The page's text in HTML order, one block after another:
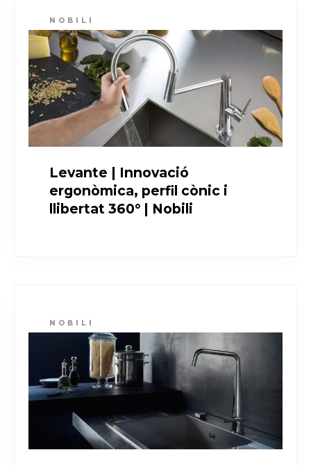
NOBILI
Levante | Innovació
ergonòmica, perfil cònic i
llibertat 360° | Nobili
NOBILI